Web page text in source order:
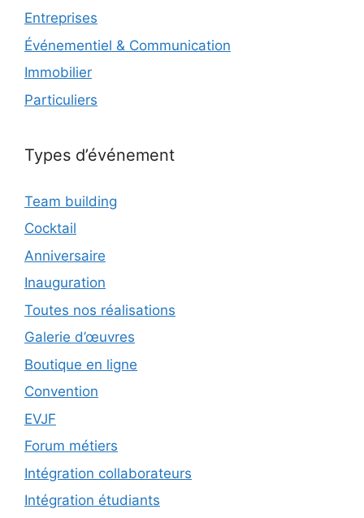
Entreprises
Événementiel & Communication
Immobilier
Particuliers
Types d’événement
Team building
Cocktail
Anniversaire
Inauguration
Toutes nos réalisations
Galerie d’œuvres
Boutique en ligne
Convention
EVJF
Forum métiers
Intégration collaborateurs
Intégration étudiants